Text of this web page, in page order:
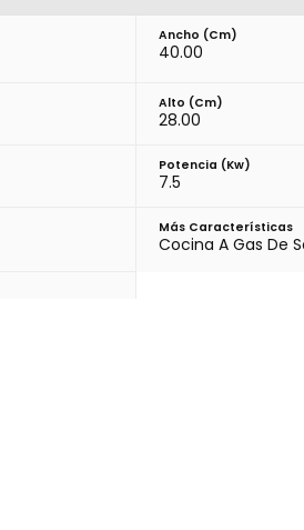
Ancho (cm)
40.00
Alto (cm)
28.00
Potencia (Kw)
7.5
Más Características
Cocina A Gas De